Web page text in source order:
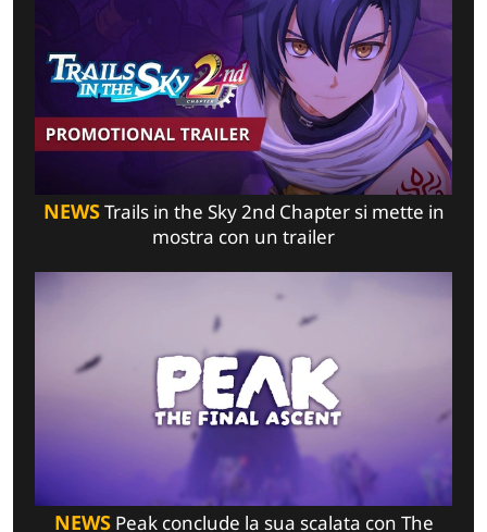
NEWSTrails in the Sky 2nd Chapter si mette in
mostra con un trailer
NEWSPeak conclude la sua scalata con The